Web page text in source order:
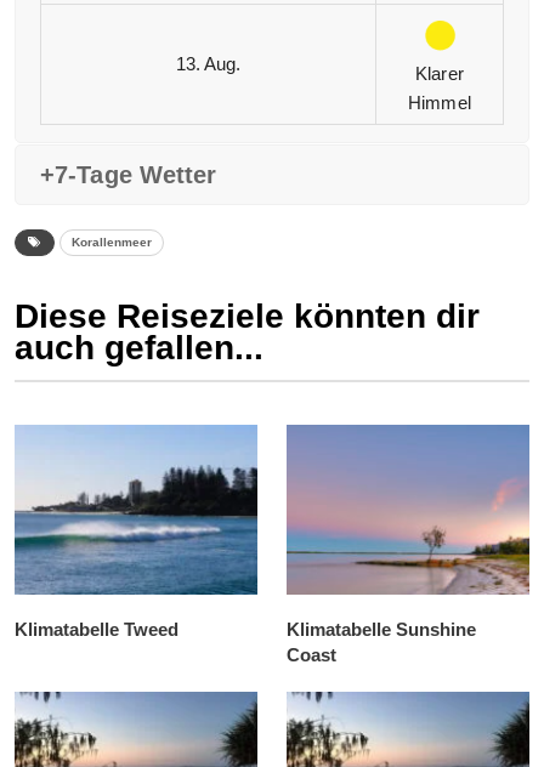
13. Aug.
Klarer
Himmel
+7-Tage Wetter
Korallenmeer
Diese Reiseziele könnten dir
auch gefallen...
Klimatabelle Tweed
Klimatabelle Sunshine
Coast